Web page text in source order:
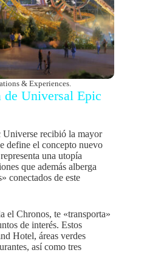
& Experiences.
de Universal Epic
recibió la mayor
define el concepto nuevo
representa una utopía
que además alberga
conectados de este
el Chronos, te «transporta»
de interés. Estos
Hotel, áreas verdes
así como tres